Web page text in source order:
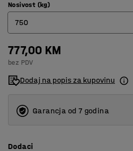
200
260
Nosivost (kg)
750
300
750
777,00 KM
bez PDV
Dodaj na popis za kupovinu
Garancja od 7 godina
Dodaci